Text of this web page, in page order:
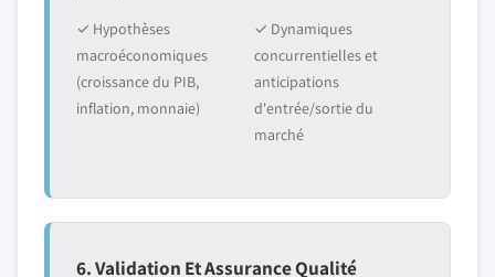
✓ Hypothèses
macroéconomiques
(croissance du PIB,
inflation, monnaie)
✓ Dynamiques
concurrentielles et
anticipations
d'entrée/sortie du
marché
6. Validation Et Assurance Qualité